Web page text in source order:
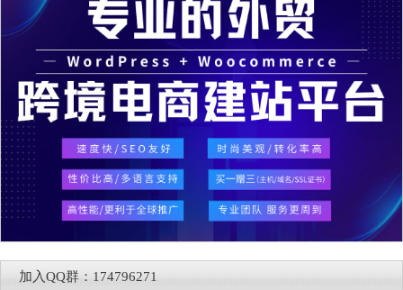
加入QQ群：174796271